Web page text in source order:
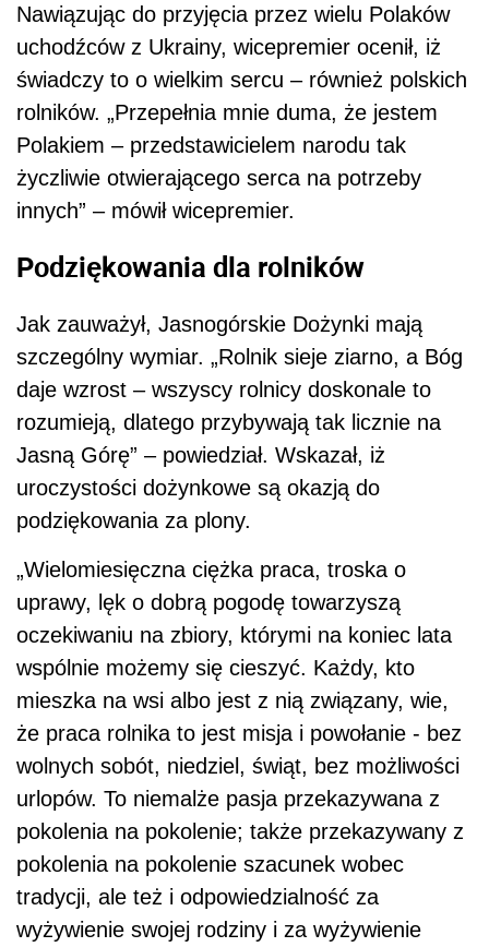
Nawiązując do przyjęcia przez wielu Polaków
uchodźców z Ukrainy, wicepremier ocenił, iż
świadczy to o wielkim sercu – również polskich
rolników. „Przepełnia mnie duma, że jestem
Polakiem – przedstawicielem narodu tak
życzliwie otwierającego serca na potrzeby
innych” – mówił wicepremier.
Podziękowania dla rolników
Jak zauważył, Jasnogórskie Dożynki mają
szczególny wymiar. „Rolnik sieje ziarno, a Bóg
daje wzrost – wszyscy rolnicy doskonale to
rozumieją, dlatego przybywają tak licznie na
Jasną Górę” – powiedział. Wskazał, iż
uroczystości dożynkowe są okazją do
podziękowania za plony.
„Wielomiesięczna ciężka praca, troska o
uprawy, lęk o dobrą pogodę towarzyszą
oczekiwaniu na zbiory, którymi na koniec lata
wspólnie możemy się cieszyć. Każdy, kto
mieszka na wsi albo jest z nią związany, wie,
że praca rolnika to jest misja i powołanie - bez
wolnych sobót, niedziel, świąt, bez możliwości
urlopów. To niemalże pasja przekazywana z
pokolenia na pokolenie; także przekazywany z
pokolenia na pokolenie szacunek wobec
tradycji, ale też i odpowiedzialność za
wyżywienie swojej rodziny i za wyżywienie